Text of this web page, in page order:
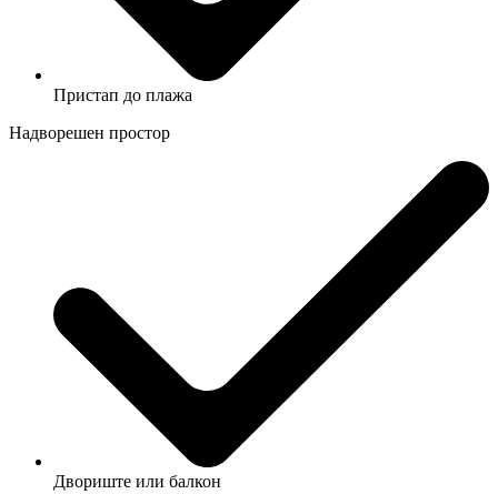
Пристап до плажа
Надворешен простор
Двориште или балкон